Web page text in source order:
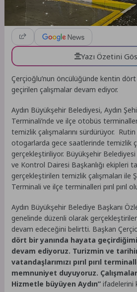
Yazı Özetini
Çerçioğlu’nun öncülüğünde kentin
geçirilen çalışmalar devam ediyor.
Aydın Büyükşehir Belediyesi, Aydın
Terminali’nde ve ilçe otobüs
temizlik çalışmalarını sürdürüyor.
otogarlarda gece saatlerinde temizlik
gerçekleştiriliyor. Büyükşehir
ve Kontrol Dairesi Başkanlığı ekipleri
gerçekleştirilen temizlik çalışmaları ile
Terminali ve ilçe terminalleri pırıl pırıl
Aydın Büyükşehir Belediye Başkanı
genelinde düzenli olarak
devam edeceğini belirtti. Başkan
dört bir yanında hayata
devam ediyoruz. Turizmin ve
vatandaşlarımızı pırıl pırıl
memnuniyet duyuyoruz.
Hizmetle büyüyen Aydın”ifadelerini